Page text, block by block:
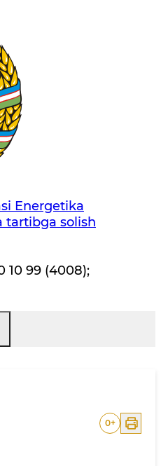
Energetika
tartibga solish
10 99 (4008);
0+